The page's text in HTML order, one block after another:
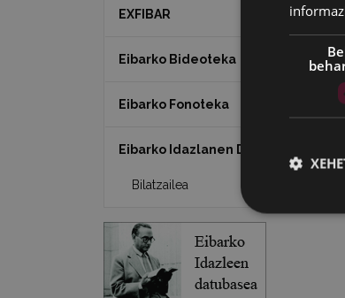
EXFIBAR
Eibarko Bideoteka
Eibarko Fonoteka
Eibarko Idazlanen Datu-basea
Bilatzailea